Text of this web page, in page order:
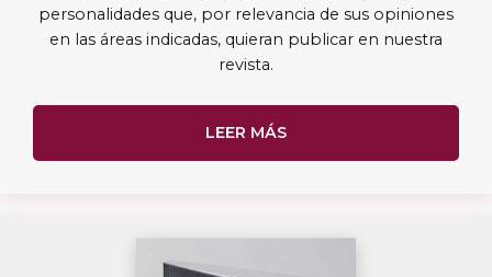
personalidades que, por relevancia de sus opiniones
en las áreas indicadas, quieran publicar en nuestra
revista.
LEER MÁS